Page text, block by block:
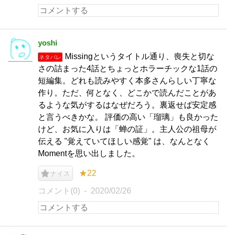
yoshi
ネタバレ
Missingというタイトル通り、喪失と切な
さの詰まった4話とちょっとホラーチックな1話の
短編集。どれも読みやすく本多さんらしい丁寧な
作り。ただ、何となく、どこかで読んだことがあ
るような気がするはなぜだろう。裏返せば安定感
と言うべきかな。 評価の高い「瑠璃」も良かった
けど、お気に入りは「蝉の証」。主人公の祖母が
伝える "覚えていてほしい感覚" は、なんとなく
Momentを思い出しました。
ナイス ★22
コメント(0) 2020/02/26